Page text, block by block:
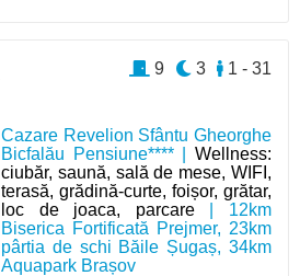
Cazare Revelion Sfântu Gheorghe
Bicfalău Pensiune**** | Wellness:
ciubăr, saună, sală de mese, WIFI,
terasă, grădină-curte, foișor, grătar,
loc de joaca, parcare| 12km
Biserica Fortificată Prejmer, 23km
pârtia de schi Băile Șugaș, 34km
Aquapark Brașov
1 - 31
3
9